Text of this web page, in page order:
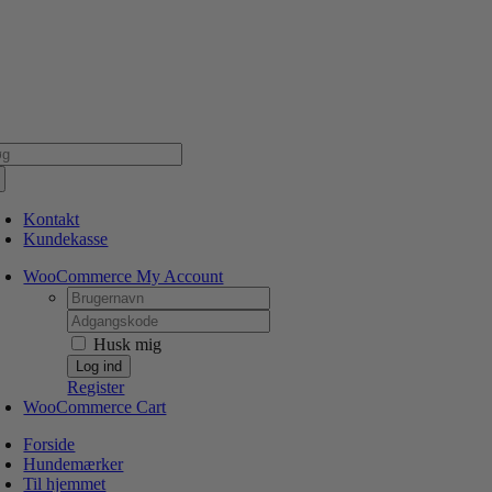
Kontakt
Kundekasse
WooCommerce My Account
Username:
Password:
Husk mig
Register
WooCommerce Cart
Forside
Hundemærker
Til hjemmet